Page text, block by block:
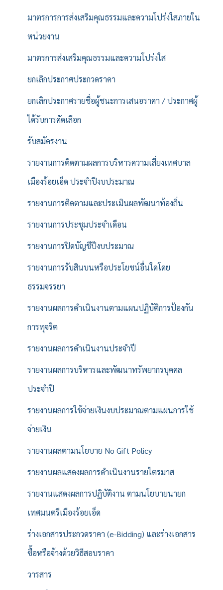
มาตรการการส่งเสริมคุณธรรมและความโปร่งใสภายใน
หน่วยงาน
มาตรการส่งเสริมคุณธรรมและความโปร่งใส
ยกเลิกประกาศประกวดราคา
ยกเลิกประกาศรายชื่อผู้ชนะการเสนอราคา / ประกาศผู้
ได้รับการคัดเลือก
รับสมัครงาน
รายงานการติดตามผลการบริหารความเสี่ยงเทศบาล
เมืองร้อยเอ็ด ประจำปีงบประมาณ
รายงานการติดตามและประเมินผลพัฒนาท้องถิ่น
รายงานการประชุมประจำเดือน
รายงานการปิดบัญชีปีงบประมาณ
รายงานการรับสินบนหรือประโยชน์อื่นใดโดย
ธรรมจรรยา
รายงานผลการดำเนินงานตามแผนปฏิบัติการป้องกัน
การทุจริต
รายงานผลการดำเนินงานประจำปี
รายงานผลการบริหารและพัฒนาทรัพยากรบุคคล
ประจำปี
รายงานผลการใช้จ่ายเงินงบประมาณตามแผนการใช้
จ่ายเงิน
รายงานผลตามนโยบาย No Gift Policy
รายงานผลแสดงผลการดำเนินงานรายไตรมาส
รายงานแสดงผลการปฏิบัติงาน ตามนโยบายนายก
เทศมนตรีเมืองร้อยเอ็ด
ร่างเอกสารประกวดราคา (e-Bidding) และร่างเอกสาร
ซื้อหรือจ้างด้วยวิธีสอบราคา
วารสาร